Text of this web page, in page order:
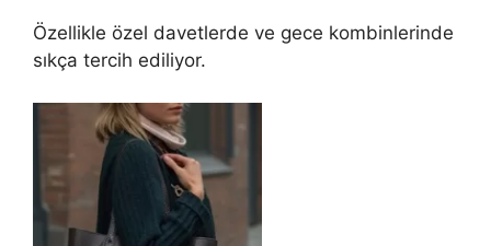
Özellikle özel davetlerde ve gece kombinlerinde
sıkça tercih ediliyor.